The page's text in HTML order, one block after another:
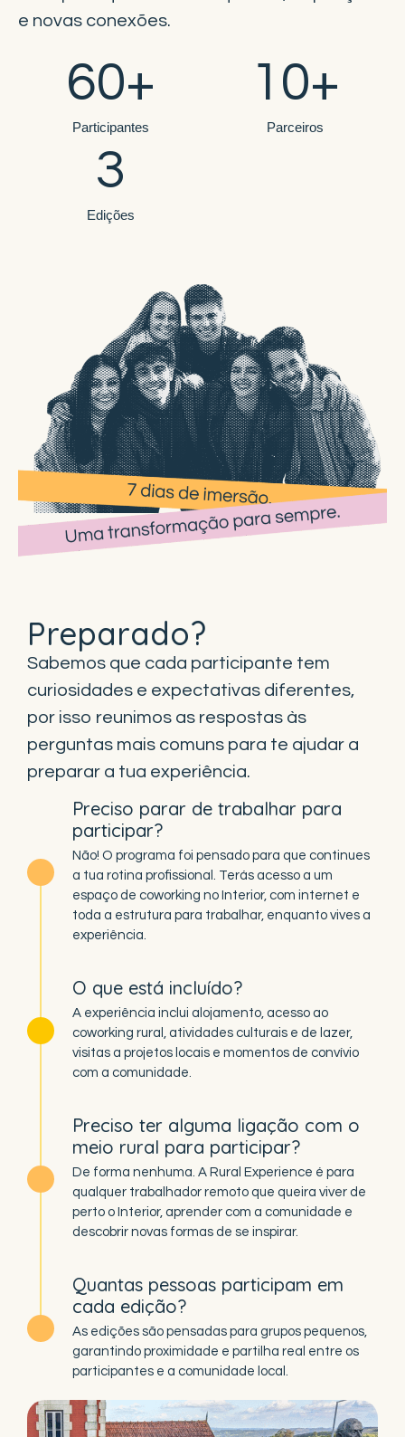
e novas conexões.
Participantes
60+
Parceiros
10+
Edições
3
Preparado?
Sabemos que cada participante tem
curiosidades e expectativas diferentes,
por isso reunimos as respostas às
perguntas mais comuns para te ajudar a
preparar a tua experiência.
Preciso parar de trabalhar para
participar?
Não! O programa foi pensado para que continues
a tua rotina profissional. Terás acesso a um
espaço de coworking no Interior, com internet e
toda a estrutura para trabalhar, enquanto vives a
experiência.
O que está incluído?
A experiência inclui alojamento, acesso ao
coworking rural, atividades culturais e de lazer,
visitas a projetos locais e momentos de convívio
com a comunidade.
Preciso ter alguma ligação com o
meio rural para participar?
De forma nenhuma. A Rural Experience é para
qualquer trabalhador remoto que queira viver de
perto o Interior, aprender com a comunidade e
descobrir novas formas de se inspirar.
Quantas pessoas participam em
cada edição?
As edições são pensadas para grupos pequenos,
garantindo proximidade e partilha real entre os
participantes e a comunidade local.